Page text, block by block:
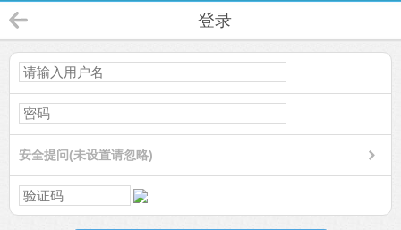
登录
安全提问(未设置请忽略)